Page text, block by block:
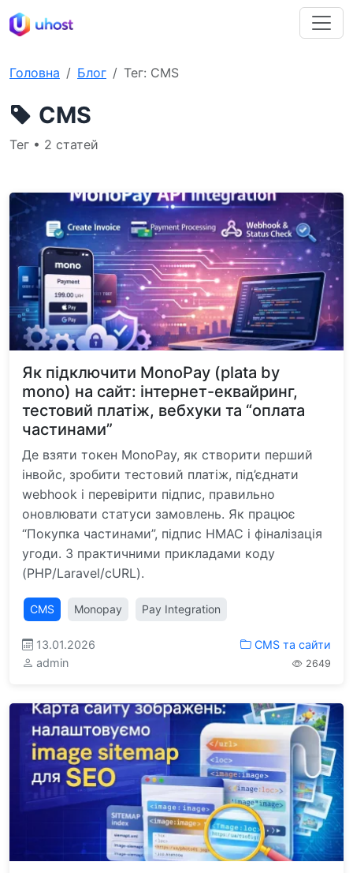
Головна Блог Тег: CMS
CMS
Тег • 2 статей
Як підключити MonoPay (plata by
mono) на сайт: інтернет-еквайринг,
тестовий платіж, вебхуки та “оплата
частинами”
Де взяти токен MonoPay, як створити перший
інвойс, зробити тестовий платіж, під’єднати
webhook і перевірити підпис, правильно
оновлювати статуси замовлень. Як працює
“Покупка частинами”, підпис HMAC і фіналізація
угоди. З практичними прикладами коду
(PHP/Laravel/cURL).
CMS Monopay Pay Integration
13.01.2026
admin
CMS та сайти
2649